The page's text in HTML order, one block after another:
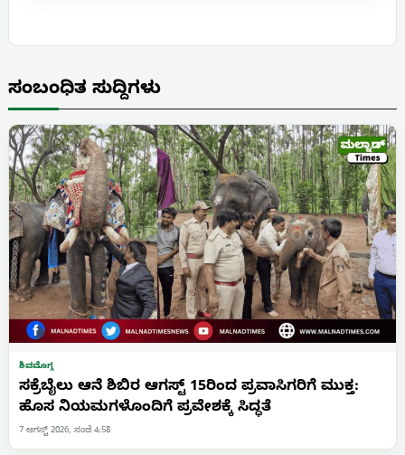
ಸಂಬಂಧಿತ ಸುದ್ದಿಗಳು
ಶಿವಮೊಗ್ಗ
ಸಕ್ರೆಬೈಲು ಆನೆ ಶಿಬಿರ ಆಗಸ್ಟ್ 15ರಿಂದ ಪ್ರವಾಸಿಗರಿಗೆ ಮುಕ್ತ:
ಹೊಸ ನಿಯಮಗಳೊಂದಿಗೆ ಪ್ರವೇಶಕ್ಕೆ ಸಿದ್ಧತೆ
7 ಆಗಸ್ಟ್ 2026, ಸಂಜೆ 4:58